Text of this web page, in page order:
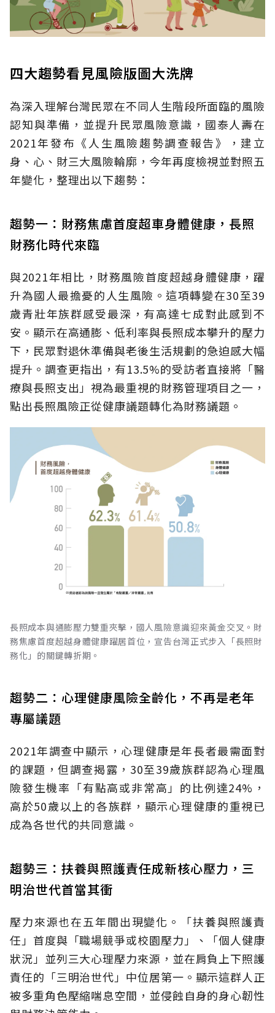
四大趨勢看見風險版圖大洗牌
為深入理解台灣民眾在不同人生階段所面臨的風險
認知與準備，並提升民眾風險意識，國泰人壽在
2021年發布《人生風險趨勢調查報告》，建立
身、心、財三大風險輪廓，今年再度檢視並對照五
年變化，整理出以下趨勢：
趨勢一：財務焦慮首度超車身體健康，長照
財務化時代來臨
與2021年相比，財務風險首度超越身體健康，躍
升為國人最擔憂的人生風險。這項轉變在30至39
歲青壯年族群感受最深，有高達七成對此感到不
安。顯示在高通膨、低利率與長照成本攀升的壓力
下，民眾對退休準備與老後生活規劃的急迫感大幅
提升。調查更指出，有13.5%的受訪者直接將「醫
療與長照支出」視為最重視的財務管理項目之一，
點出長照風險正從健康議題轉化為財務議題。
長照成本與通膨壓力雙重夾擊，國人風險意識迎來黃金交叉。財
務焦慮首度超越身體健康躍居首位，宣告台灣正式步入「長照財
務化」的關鍵轉折期。
趨勢二：心理健康風險全齡化，不再是老年
專屬議題
2021年調查中顯示，心理健康是年長者最需面對
的課題，但調查揭露，30至39歲族群認為心理風
險發生機率「有點高或非常高」的比例達24%，
高於50歲以上的各族群，顯示心理健康的重視已
成為各世代的共同意識。
趨勢三：扶養與照護責任成新核心壓力，三
明治世代首當其衝
壓力來源也在五年間出現變化。「扶養與照護責
任」首度與「職場競爭或校園壓力」、「個人健康
狀況」並列三大心理壓力來源，並在肩負上下照護
責任的「三明治世代」中位居第一。顯示這群人正
被多重角色壓縮喘息空間，並侵蝕自身的身心韌性